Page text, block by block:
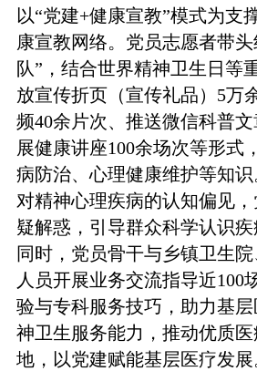
以“党建+健康宣教”模式为支
康宣教网络。党员志愿者带
队”，结合世界精神卫生日等
放宣传折页（宣传礼品）5万
频40余片次、推送微信科普
展健康讲座100余场次等形式
病防治、心理健康维护等知
对精神心理疾病的认知偏见
疑解惑，引导群众科学认识疾
同时，党员骨干与乡镇卫生
人员开展业务交流指导近100
验与专科服务技巧，助力基
神卫生服务能力，推动优质
地，以党建赋能基层医疗发展